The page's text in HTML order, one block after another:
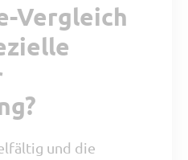
Vergleich
und die